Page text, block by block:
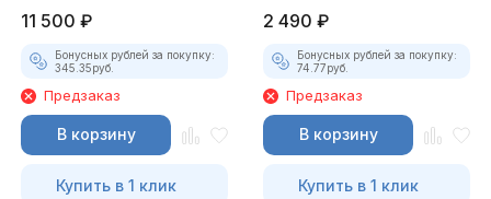
11 500 ₽
Бонусных рублей за покупку:
345.35руб.
Предзаказ
В корзину
Купить в 1 клик
2 490 ₽
Бонусных рублей за покупку:
74.77руб.
Предзаказ
В корзину
Купить в 1 клик